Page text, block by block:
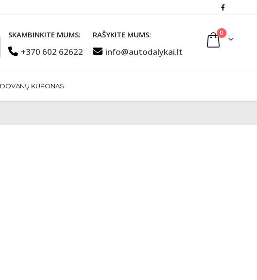
SKAMBINKITE MUMS:
+370 602 62622
RAŠYKITE MUMS:
info@autodalykai.lt
0
DOVANŲ KUPONAS